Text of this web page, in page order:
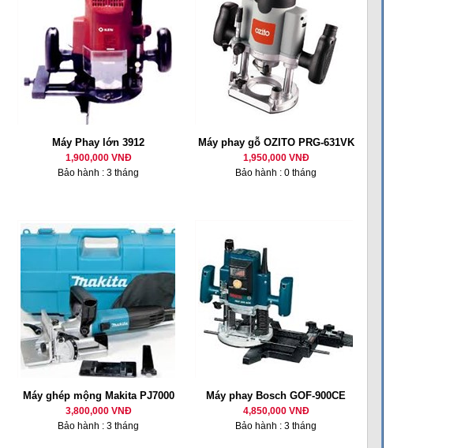
Máy Phay lớn 3912
1,900,000 VNĐ
Bảo hành : 3 tháng
Máy phay gỗ OZITO PRG-631VK
1,950,000 VNĐ
Bảo hành : 0 tháng
Máy ghép mộng Makita PJ7000
3,800,000 VNĐ
Bảo hành : 3 tháng
Máy phay Bosch GOF-900CE
4,850,000 VNĐ
Bảo hành : 3 tháng